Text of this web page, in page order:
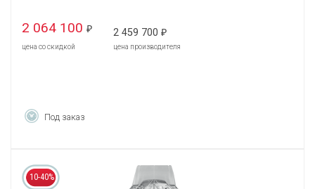
2 064 100 ₽
цена со скидкой
2 459 700 ₽
цена производителя
Под заказ
10-40%